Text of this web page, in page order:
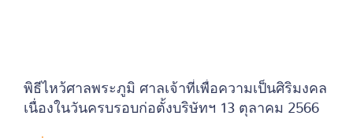
พิธีไหว้ศาลพระภูมิ ศาลเจ้าที่เพื่อความเป็นศิริมงคล
เนื่องในวันครบรอบก่อตั้งบริษัทฯ 13 ตุลาคม 2566